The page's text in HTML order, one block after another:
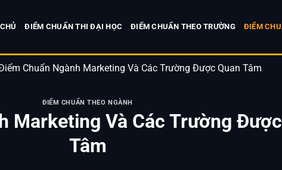
ĐIỂM CHUẨN THI ĐẠI HỌC ĐIỂM CHUẨN THEO TRƯỜNG ĐIỂM
Chuẩn Ngành Marketing Và Các Trường Được Quan Tâm
ĐIỂM CHUẨN THEO NGÀNH
Marketing Và Các Trường
Tâm